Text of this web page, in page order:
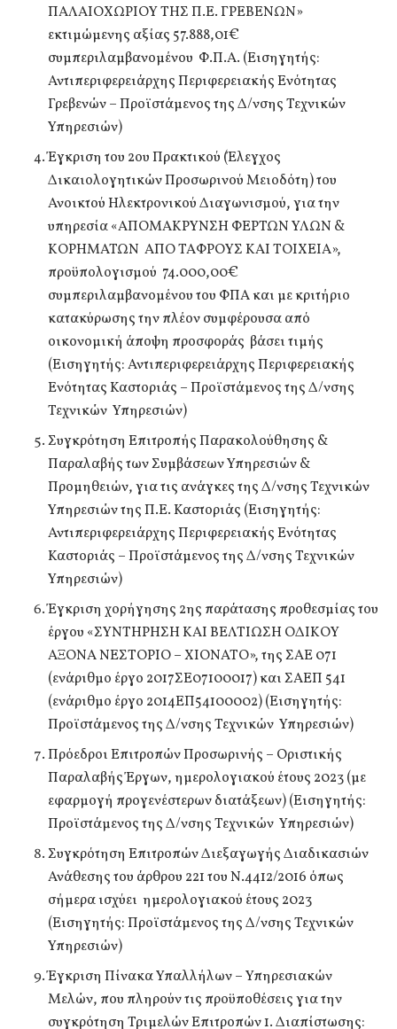
ΠΑΛΑΙΟΧΩΡΙΟΥ ΤΗΣ Π.Ε. ΓΡΕΒΕΝΩΝ»
εκτιμώμενης αξίας 57.888,01€
συμπεριλαμβανομένου Φ.Π.Α. (Εισηγητής:
Αντιπεριφερειάρχης Περιφερειακής Ενότητας
Γρεβενών – Προϊστάμενος της Δ/νσης Τεχνικών
Υπηρεσιών)
Έγκριση του 2ου Πρακτικού (Έλεγχος
Δικαιολογητικών Προσωρινού Μειοδότη) του
Ανοικτού Ηλεκτρονικού Διαγωνισμού, για την
υπηρεσία «ΑΠΟΜΑΚΡΥΝΣΗ ΦΕΡΤΩΝ ΥΛΩΝ &
ΚΟΡΗΜΑΤΩΝ ΑΠΟ ΤΑΦΡΟΥΣ ΚΑΙ ΤΟΙΧΕΙΑ»,
προϋπολογισμού 74.000,00€
συμπεριλαμβανομένου του ΦΠΑ και με κριτήριο
κατακύρωσης την πλέον συμφέρουσα από
οικονομική άποψη προσφοράς βάσει τιμής
(Εισηγητής: Αντιπεριφερειάρχης Περιφερειακής
Ενότητας Καστοριάς – Προϊστάμενος της Δ/νσης
Τεχνικών Υπηρεσιών)
Συγκρότηση Επιτροπής Παρακολούθησης &
Παραλαβής των Συμβάσεων Υπηρεσιών &
Προμηθειών, για τις ανάγκες της Δ/νσης Τεχνικών
Υπηρεσιών της Π.Ε. Καστοριάς (Εισηγητής:
Αντιπεριφερειάρχης Περιφερειακής Ενότητας
Καστοριάς – Προϊστάμενος της Δ/νσης Τεχνικών
Υπηρεσιών)
Έγκριση χορήγησης 2ης παράτασης προθεσμίας του
έργου «ΣΥΝΤΗΡΗΣΗ ΚΑΙ ΒΕΛΤΙΩΣΗ ΟΔΙΚΟΥ
ΑΞΟΝΑ ΝΕΣΤΟΡΙΟ – ΧΙΟΝΑΤΟ», της ΣΑΕ 071
(ενάριθμο έργο 2017ΣΕ07100017) και ΣΑΕΠ 541
(ενάριθμο έργο 2014ΕΠ54100002) (Εισηγητής:
Προϊστάμενος της Δ/νσης Τεχνικών Υπηρεσιών)
Πρόεδροι Επιτροπών Προσωρινής – Οριστικής
Παραλαβής Έργων, ημερολογιακού έτους 2023 (με
εφαρμογή προγενέστερων διατάξεων) (Εισηγητής:
Προϊστάμενος της Δ/νσης Τεχνικών Υπηρεσιών)
Συγκρότηση Επιτροπών Διεξαγωγής Διαδικασιών
Ανάθεσης του άρθρου 221 του Ν.4412/2016 όπως
σήμερα ισχύει ημερολογιακού έτους 2023
(Εισηγητής: Προϊστάμενος της Δ/νσης Τεχνικών
Υπηρεσιών)
Έγκριση Πίνακα Υπαλλήλων – Υπηρεσιακών
Μελών, που πληρούν τις προϋποθέσεις για την
συγκρότηση Τριμελών Επιτροπών 1. Διαπίστωσης: